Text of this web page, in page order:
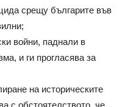
срещу българите във
войни, паднали в
и ги прогласява за
на историческите
с обстоятелството, че